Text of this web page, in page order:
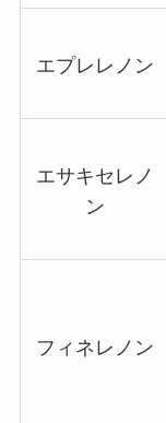
エプレレノン
エサキセレノ
ン
フィネレノン